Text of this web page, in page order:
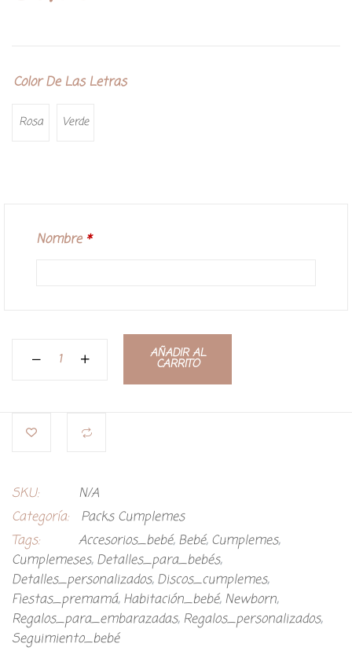
Color De Las Letras
Rosa Verde
Nombre *
AÑADIR AL
CARRITO
SKU:
N/A
Categoría:
Packs Cumplemes
Tags:
Accesorios_bebé, Bebé, Cumplemes,
Cumplemeses, Detalles_para_bebés,
Detalles_personalizados, Discos_cumplemes,
Fiestas_premamá, Habitación_bebé, Newborn,
Regalos_para_embarazadas, Regalos_personalizados,
Seguimiento_bebé